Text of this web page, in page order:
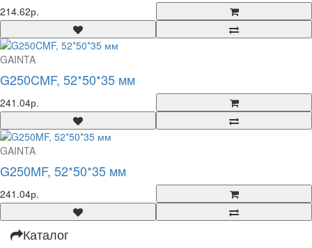
214.62р.
GAINTA
G250CMF, 52*50*35 мм
241.04р.
GAINTA
G250MF, 52*50*35 мм
241.04р.
Каталог